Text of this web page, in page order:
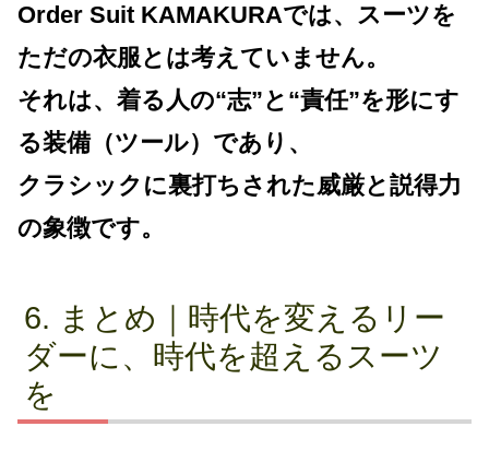
Order Suit KAMAKURAでは、スーツを
ただの衣服とは考えていません。
それは、着る人の“志”と“責任”を形にす
る装備（ツール）であり、
クラシックに裏打ちされた威厳と説得力
の象徴です。
まとめ｜時代を変えるリー
ダーに、時代を超えるスーツ
を